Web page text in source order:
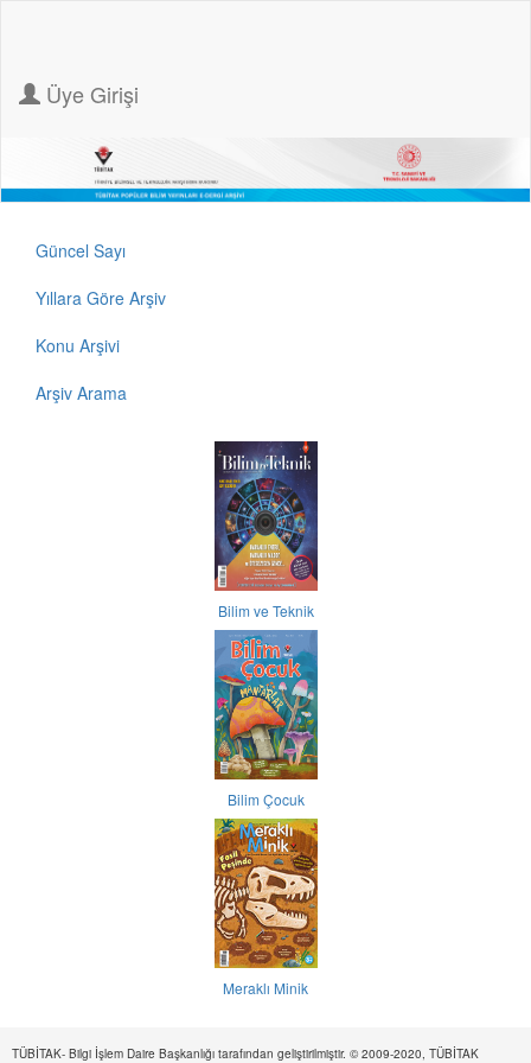
Üye Girişi
Güncel Sayı
Yıllara Göre Arşiv
Konu Arşivi
Arşiv Arama
Bilim ve Teknik
Bilim Çocuk
Meraklı Minik
TÜBİTAK- Bilgi İşlem Daire Başkanlığı tarafından geliştirilmiştir. © 2009-2020, TÜBİTAK